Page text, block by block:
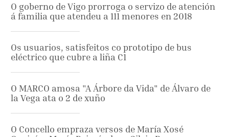
O goberno de Vigo prorroga o servizo de atención
á familia que atendeu a 111 menores en 2018
Os usuarios, satisfeitos co prototipo de bus
eléctrico que cubre a liña C1
O MARCO amosa "A Árbore da Vida" de Álvaro de
la Vega ata o 2 de xuño
O Concello empraza versos de María Xosé